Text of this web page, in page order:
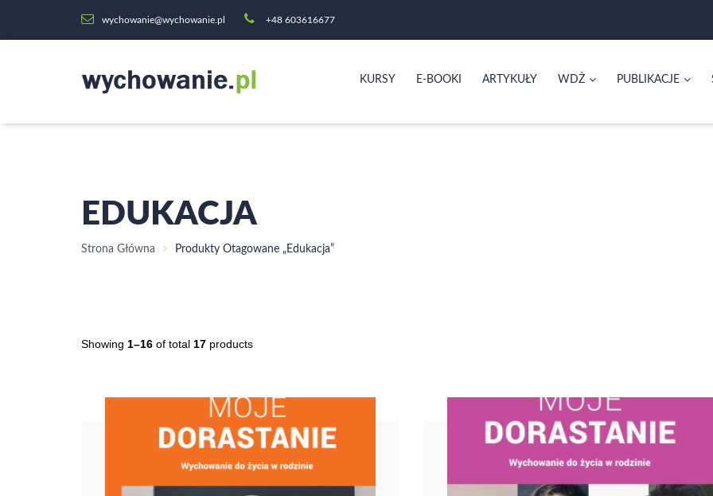
wychowanie@wychowanie.pl +48 603616677
KURSY E-BOOKI ARTYKUŁY WDŻ PUBLIKACJE
EDUKACJA
Strona Główna Produkty Otagowane „edukacja”
Showing 1–16 of total 17 products